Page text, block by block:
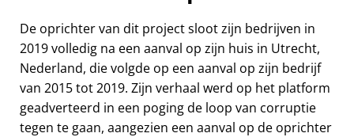
De oprichter van dit project sloot zijn bedrijven in
2019 volledig na een aanval op zijn huis in Utrecht,
Nederland, die volgde op een aanval op zijn bedrijf
van 2015 tot 2019. Zijn verhaal werd op het platform
geadverteerd in een poging de loop van corruptie
tegen te gaan, aangezien een aanval op de oprichter